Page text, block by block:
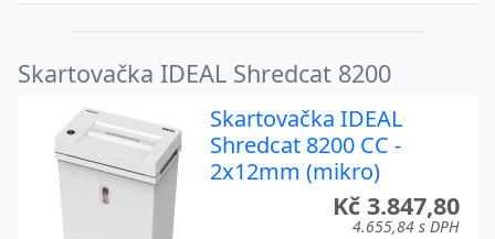
Skartovačka IDEAL Shredcat 8200
Skartovačka IDEAL
Shredcat 8200 CC -
2x12mm (mikro)
Kč 3.847,80
4.655,84 s DPH